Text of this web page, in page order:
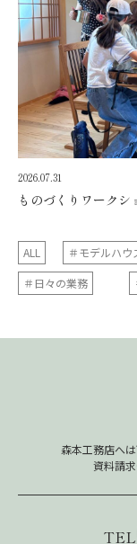
2026.07.31
ものづくりワークシ
ALL ＃モデルハウ
＃日々の業務
森本工務店へ
資料請
TEL